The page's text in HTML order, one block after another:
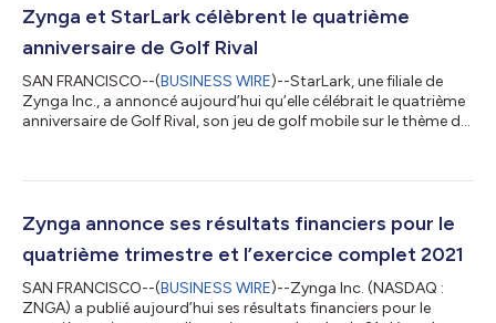
travers la poursuite de la mise en œuvre de notre stratégie de
croissance plu...
Zynga et StarLark célèbrent le quatrième
anniversaire de Golf Rival
SAN FRANCISCO--(BUSINESS WIRE)--StarLark, une filiale de
Zynga Inc., a annoncé aujourd’hui qu’elle célébrait le quatrième
anniversaire de Golf Rival, son jeu de golf mobile sur le thème de
croissance passionnante du titre, StarLark présente les étapes
l’avenir. Jalons du quatrième anniversaire Golf Rival o...
Zynga annonce ses résultats financiers pour le
quatrième trimestre et l’exercice complet 2021
SAN FRANCISCO--(BUSINESS WIRE)--Zynga Inc. (NASDAQ :
ZNGA) a publié aujourd’hui ses résultats financiers pour le